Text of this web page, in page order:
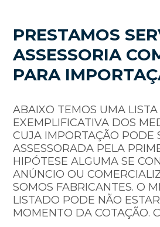
PRESTAMOS
ASSESSORIA
PARA
ABAIXO TEMOS UMA LISTA
EXEMPLIFICATIVA DOS
CUJA IMPORTAÇÃO PODE
ASSESSORADA PELA
HIPÓTESE ALGUMA SE
ANÚNCIO OU
SOMOS FABRICANTES. O
LISTADO PODE NÃO
MOMENTO DA COTAÇÃO.